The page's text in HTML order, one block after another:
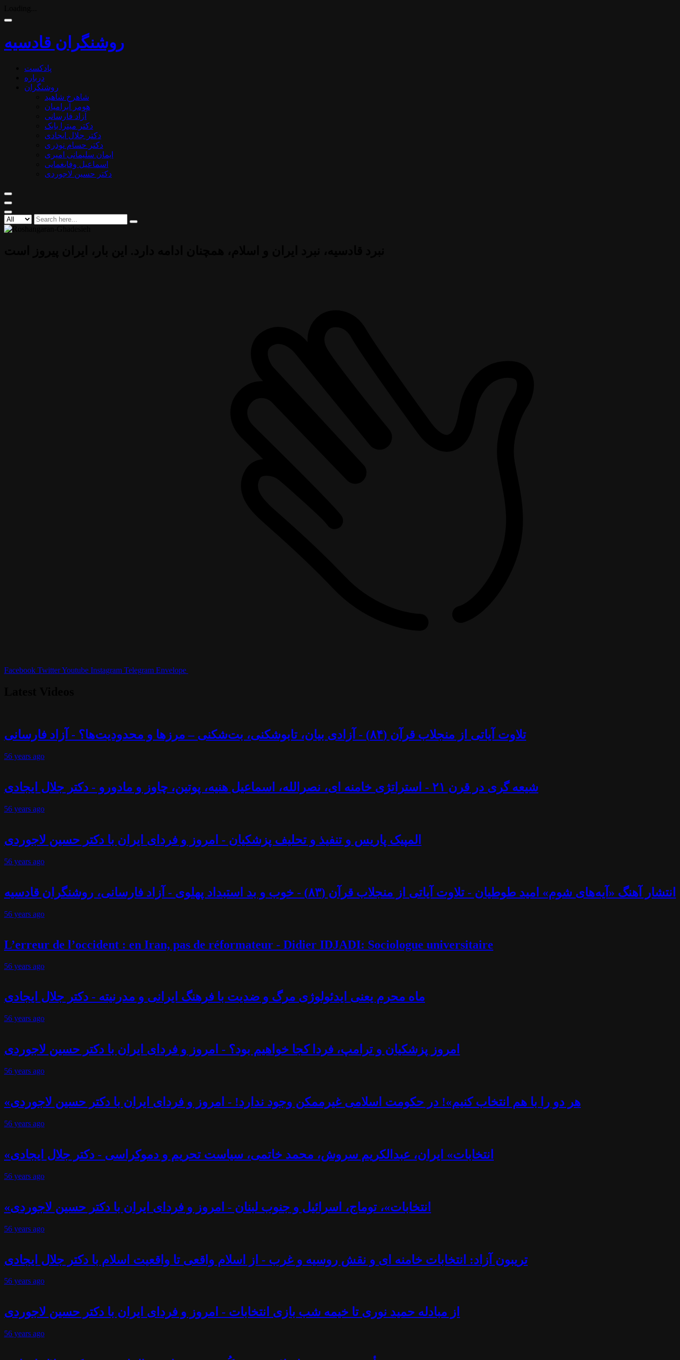
روشنگران قادسیه
پادکست
درباره
روشنگران
شاهرخ شاهید
هومر آبرامیان
آزاد فارسانی
دکتر میترا بابک
دکتر جلال ایجادی
دکتر حسام نوذری
ایمان سلیمانی امیری
اسماعیل وفایغمایی
دکتر حسین لاجوردی
Facebook TwitterYoutube Instagram Telegram Envelope
تلاوت آیاتی از منجلاب قرآن (۸۴) - آزادی بیان، تابوشکنی، بت‌شکنی – مرزها و محدودیت‌ها؟ - آزاد فارسانی
56 years ago
شیعه گری در قرن ۲۱ - استراتژی خامنه ای، نصرالله، اسماعیل هنیه، پوتین، چاوز و مادورو - دکتر جلال ایجادی
56 years ago
المپیک پاریس و تنفیذ و تحلیف پزشکیان - امروز و فردای ایران با دکتر حسین لاجوردی
56 years ago
انتشار آهنگ «آیه‌های شوم» امید طوطیان - تلاوت آیاتی از منجلاب قرآن (۸۳) - خوب و بد استبداد پهلوی - آزاد فارسانی، روشنگران قادسیه
56 years ago
L’erreur de l’occident : en Iran, pas de réformateur - Didier IDJADI: Sociologue universitaire
56 years ago
ماه محرم یعنی ایدئولوژی مرگ و ضدیت با فرهنگ ایرانی و مدرنیته - دکتر جلال ایجادی
56 years ago
امروز پزشکیان و ترامپ، فردا کجا خواهیم بود؟ - امروز و فردای ایران با دکتر حسین لاجوردی
56 years ago
«هر دو را با هم انتخاب کنیم»! در حکومت اسلامی غیرممکن وجود ندارد! - امروز و فردای ایران با دکتر حسین لاجوردی
56 years ago
«انتخابات» ایران، عبدالکریم سروش، محمد خاتمی، سیاست تحریم و دموکراسی - دکتر جلال ایجادی
56 years ago
«انتخابات»، توماج، اسرائیل و جنوب لبنان - امروز و فردای ایران با دکتر حسین لاجوردی
56 years ago
تریبون آزاد: انتخابات خامنه ای و نقش روسیه و غرب - از اسلام واقعی تا واقعیت اسلام با دکتر جلال ایجادی
56 years ago
از مبادله حمید نوری تا خیمه شب بازی انتخابات - امروز و فردای ایران با دکتر حسین لاجوردی
56 years ago